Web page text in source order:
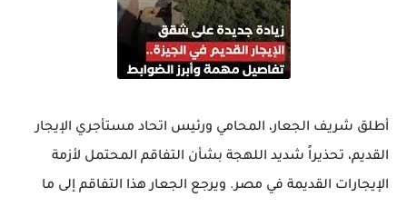
أطلق شريف الجعار، المحامي ورئيس اتحاد مستأجري الإيجار
القديم، تحذيراً شديد اللهجة بشأن التفاقم المحتمل لأزمة
الإيجارات القديمة في مصر. ويرجع الجعار هذا التفاقم إلى ما